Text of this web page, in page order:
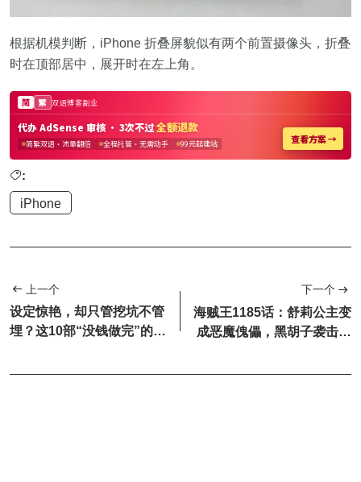
根据机模判断，iPhone 折叠屏貌似有两个前置摄像头，折叠
时在顶部居中，展开时在左上角。
:
iPhone
上一个
设定惊艳，却只管挖坑不管
埋？这10部“没钱做完”的动
下一个
海贼王1185话：舒莉公主变
成恶魔傀儡，黑胡子袭击圣